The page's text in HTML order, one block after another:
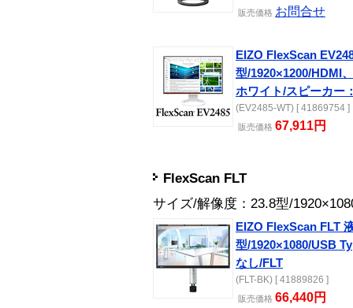
販売価格 お問合せ
EIZO FlexScan
型/1920×1200/HDMI
ホワイト/スピーカー
(EV2485-WT) [ 41869754 ]
販売価格 67,911円
FlexScan FLT
サイズ/解像度：23.8型/
EIZO FlexScan FLT
型/1920×1080/USB
なし/FLT
(FLT-BK) [ 41889826 ]
販売価格 66,440円